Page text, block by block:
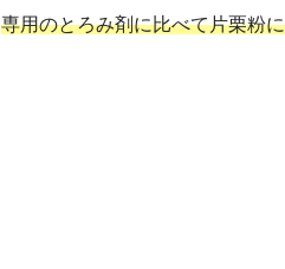
専用のとろみ剤に比べて片栗粉に